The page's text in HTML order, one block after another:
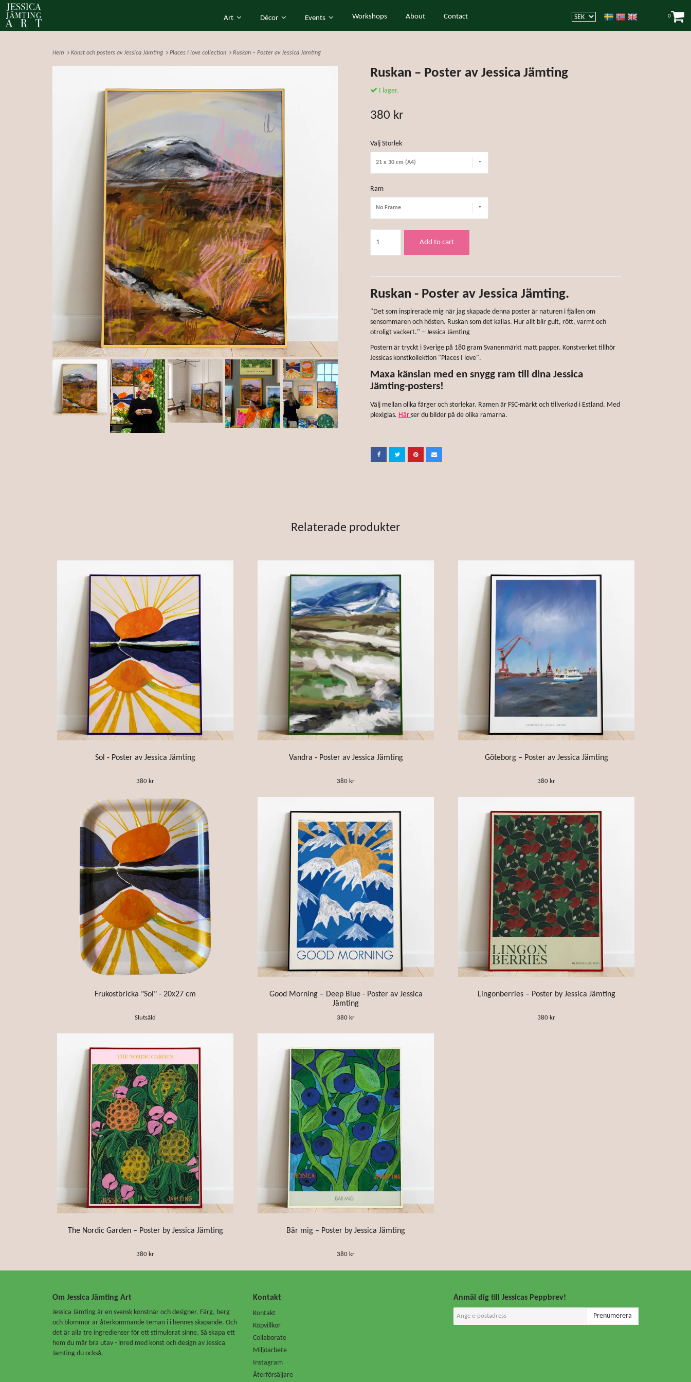
Hem Konst och posters av Jessica Jämting Places I love collection Ruskan – Poster av Jessica Jämting
Ruskan – Poster av Jessica Jämting
I lager.
380 kr
Välj Storlek
21 x 30 cm (A4)
Ram
No Frame
Add to cart
Ruskan - Poster av Jessica Jämting.
"Det som inspirerade mig när jag skapade denna poster är naturen i fjällen om
sensommaren och hösten. Ruskan som det kallas. Hur allt blir gult, rött, varmt och
otroligt vackert." – Jessica Jämting
Postern är tryckt i Sverige på 180 gram Svanenmärkt matt papper. Konstverket tillhör
Jessicas konstkollektion "Places I love".
Maxa känslan med en snygg ram till dina Jessica
Jämting-posters!
Välj mellan olika färger och storlekar. Ramen är FSC-märkt och tillverkad i Estland. Med
plexiglas. Här ser du bilder på de olika ramarna.
Relaterade produkter
Sol - Poster av Jessica Jämting
380 kr
Vandra - Poster av Jessica Jämting
380 kr
Göteborg – Poster av Jessica Jämting
380 kr
Frukostbricka "Sol" - 20x27 cm
Slutsåld
Good Morning – Deep Blue - Poster av Jessica
Jämting
380 kr
Lingonberries – Poster by Jessica Jämting
380 kr
The Nordic Garden – Poster by Jessica Jämting
380 kr
Bär mig – Poster by Jessica Jämting
380 kr
Om Jessica Jämting Art
Jessica Jämting är en svensk konstnär och designer. Färg, berg
och blommor är återkommande teman i i hennes skapande. Och
det är alla tre ingredienser för ett stimulerat sinne. Så skapa ett
hem du mår bra utav - inred med konst och design av Jessica
Jämting du också.
Kontakt
Kontakt
Köpvillkor
Collaborate
Miljöarbete
Instagram
Återförsäljare
Anmäl dig till Jessicas Peppbrev!
Prenumerera
Art Décor Events Workshops About Contact 0